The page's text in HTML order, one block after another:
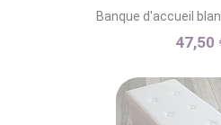
Banque d'accueil
47,50